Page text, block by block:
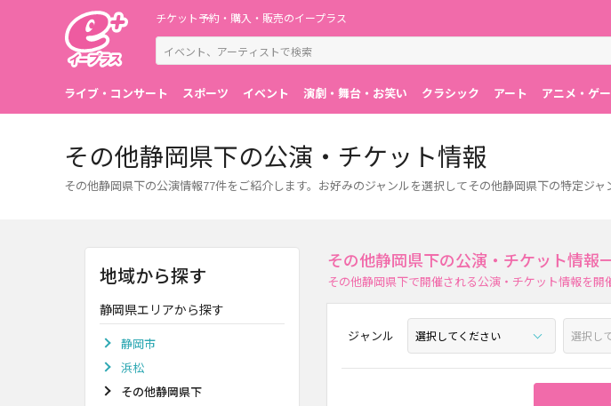
チケット予約・購入・販売のイープラス
ライブ・コンサート スポーツ イベント 演劇・舞台・お笑い クラシック アート アニメ・ゲ
その他静岡県下の公演・チケット情報
その他静岡県下の公演情報77件をご紹介します。お好みのジャンルを選択してその他静岡県下の特定ジ
その他静岡県下の公演・チケット情報
その他静岡県下で開催される公演・チケット情報を開
ジャンル
地域から探す
静岡県エリアから探す
静岡市
浜松
その他静岡県下